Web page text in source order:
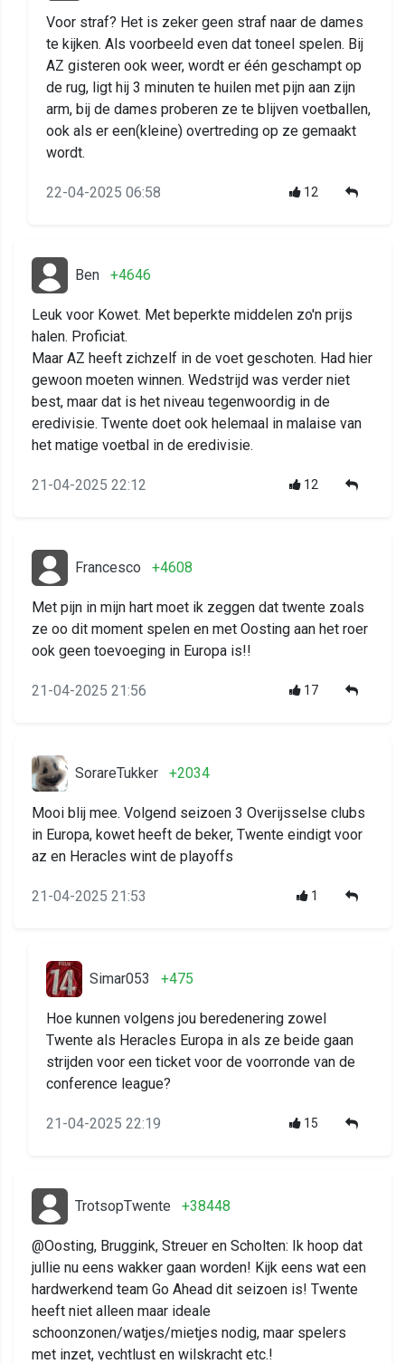
Voor straf? Het is zeker geen straf naar de dames
te kijken. Als voorbeeld even dat toneel spelen. Bij
AZ gisteren ook weer, wordt er één geschampt op
de rug, ligt hij 3 minuten te huilen met pijn aan zijn
arm, bij de dames proberen ze te blijven voetballen,
ook als er een(kleine) overtreding op ze gemaakt
wordt.
22-04-2025 06:58 12
Ben +4646
Leuk voor Kowet. Met beperkte middelen zo'n prijs
halen. Proficiat.
Maar AZ heeft zichzelf in de voet geschoten. Had hier
gewoon moeten winnen. Wedstrijd was verder niet
best, maar dat is het niveau tegenwoordig in de
eredivisie. Twente doet ook helemaal in malaise van
het matige voetbal in de eredivisie.
21-04-2025 22:12 12
Francesco +4608
Met pijn in mijn hart moet ik zeggen dat twente zoals
ze oo dit moment spelen en met Oosting aan het roer
ook geen toevoeging in Europa is!!
21-04-2025 21:56 17
SorareTukker +2034
Mooi blij mee. Volgend seizoen 3 Overijsselse clubs
in Europa, kowet heeft de beker, Twente eindigt voor
az en Heracles wint de playoffs
21-04-2025 21:53 1
Simar053 +475
Hoe kunnen volgens jou beredenering zowel
Twente als Heracles Europa in als ze beide gaan
strijden voor een ticket voor de voorronde van de
conference league?
21-04-2025 22:19 15
TrotsopTwente +38448
@Oosting, Bruggink, Streuer en Scholten: Ik hoop dat
jullie nu eens wakker gaan worden! Kijk eens wat een
hardwerkend team Go Ahead dit seizoen is! Twente
heeft niet alleen maar ideale
schoonzonen/watjes/mietjes nodig, maar spelers
met inzet, vechtlust en wilskracht etc.!